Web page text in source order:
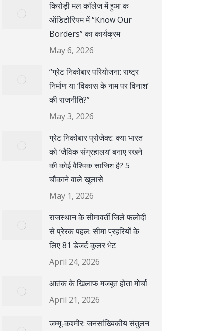
किरोड़ी मल कॉलेज में हुआ क
ऑडिटोरियम में “Know Our
Borders” का कार्यक्रम
May 6, 2026
“ग्रेट निकोबार परियोजना: राष्ट्र
निर्माण या ‘विकास के नाम पर विनाश’
की राजनीति?”
May 3, 2026
ग्रेट निकोबार प्रोजेक्ट: क्या भारत
को ‘जैविक संग्रहालय’ बनाए रखने
की कोई वैश्विक साजिश है? 5
चौंकाने वाले खुलासे
May 1, 2026
राजस्थान के सीमावर्ती जिले फलोदी
से प्रेरक पहल: सीमा प्रहरियों के
लिए 81 डेजर्ट कूलर भेंट
April 24, 2026
आतंक के खिलाफ मजबूत होता मोर्चा
April 21, 2026
जम्मू-कश्मीर: जनसांख्यिकीय संतुलन